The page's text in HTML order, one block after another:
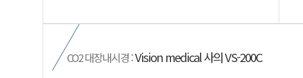
CO2 대장내시경 :Vision medical 사의 VS-200C